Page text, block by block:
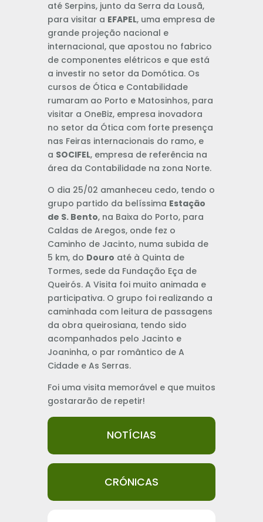
até Serpins, junto da Serra da Lousã,
para visitar a EFAPEL, uma empresa de
grande projeção nacional e
internacional, que apostou no fabrico
de componentes elétricos e que está
a investir no setor da Domótica. Os
cursos de Ótica e Contabilidade
rumaram ao Porto e Matosinhos, para
visitar a OneBiz, empresa inovadora
no setor da Ótica com forte presença
nas Feiras internacionais do ramo, e
a SOCIFEL, empresa de referência na
área da Contabilidade na zona Norte.
O dia 25/02 amanheceu cedo, tendo o
grupo partido da belíssima Estação
de S. Bento, na Baixa do Porto, para
Caldas de Aregos, onde fez o
Caminho de Jacinto, numa subida de
5 km, do Douro até à Quinta de
Tormes, sede da Fundação Eça de
Queirós. A Visita foi muito animada e
participativa. O grupo foi realizando a
caminhada com leitura de passagens
da obra queirosiana, tendo sido
acompanhados pelo Jacinto e
Joaninha, o par romântico de A
Cidade e As Serras.
Foi uma visita memorável e que muitos
gostararão de repetir!
NOTÍCIAS
CRÓNICAS